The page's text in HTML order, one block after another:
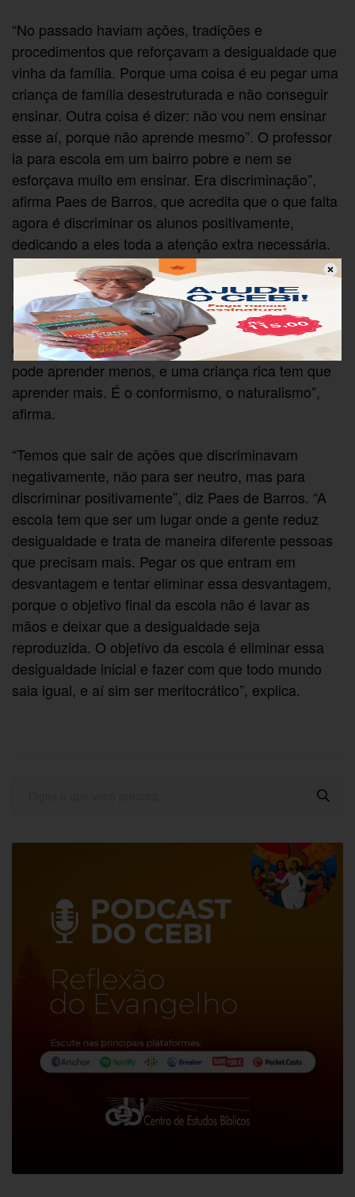
“No passado haviam ações, tradições e
procedimentos que reforçavam a desigualdade que
vinha da família. Porque uma coisa é eu pegar uma
criança de família desestruturada e não conseguir
ensinar. Outra coisa é dizer: não vou nem ensinar
esse aí, porque não aprende mesmo”. O professor
ia para escola em um bairro pobre e nem se
esforçava muito em ensinar. Era discriminação”,
afirma Paes de Barros, que acredita que o que falta
agora é discriminar os alunos positivamente,
dedicando a eles toda a atenção extra necessária.
Hoje, diz, a sociedade considera natural a
existência de “educação de pobre e educação de
rico”. Essa postura precisa ser combatida. “Você
está naturalizando o fato de que uma criança pobre
pode aprender menos, e uma criança rica tem que
aprender mais. É o conformismo, o naturalismo”,
afirma.
“Temos que sair de ações que discriminavam
negativamente, não para ser neutro, mas para
discriminar positivamente”, diz Paes de Barros. “A
escola tem que ser um lugar onde a gente reduz
desigualdade e trata de maneira diferente pessoas
que precisam mais. Pegar os que entram em
desvantagem e tentar eliminar essa desvantagem,
porque o objetivo final da escola não é lavar as
mãos e deixar que a desigualdade seja
reproduzida. O objetivo da escola é eliminar essa
desigualdade inicial e fazer com que todo mundo
saia igual, e aí sim ser meritocrático”, explica.